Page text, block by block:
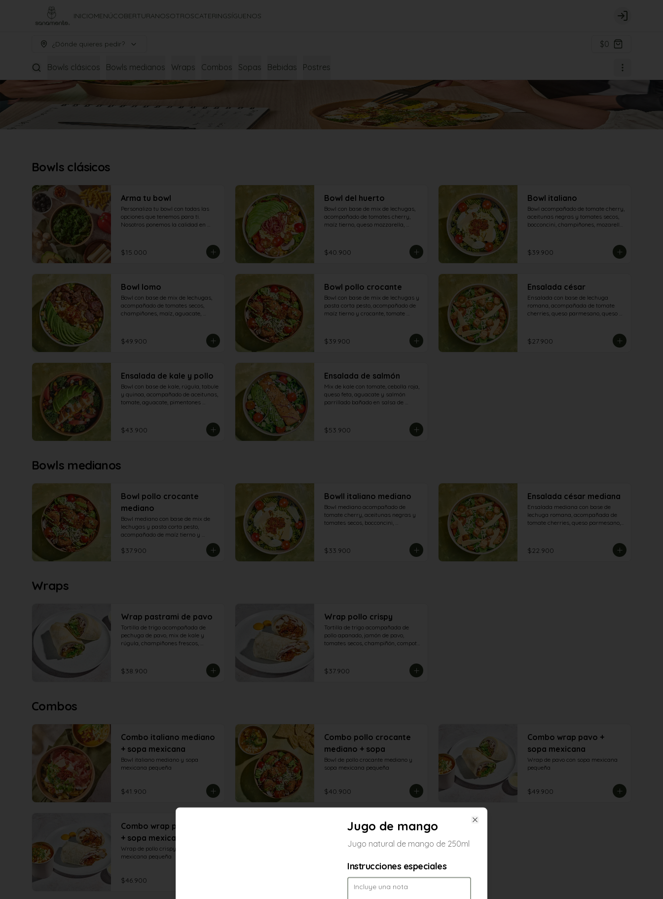
INICIOMENÚCOBERTURANOSOTROSCATERINGSÍGUENOS Login
¿Dónde quieres pedir? $0
Bowls clásicos Bowls medianos Wraps Combos Sopas Bebidas Postres
Bowls clásicos
Arma tu bowl
Personaliza tu bowl con todas las
opciones que tenemos para ti.
Nosotros ponemos la calidad en
$15.000
Bowl del huerto
Bowl con base de mix de lechugas,
acompañado de tomates cherry,
maíz tierno, queso mozzarella,
$40.900
Bowl italiano
Bowl acompañado de tomate cherry,
aceitunas negras y tomates secos,
bocconcini, champiñones, mozarella
$39.900
Bowl lomo
Bowl con base de mix de lechugas,
acompañado de tomates secos,
champiñones, maíz, aguacate,
$49.900
Bowl pollo crocante
Bowl con base de mix de lechugas y
pasta corta pesto, acompañado de
maíz tierno y crocante, tomate
y aderezo de aguacate - pesto
$39.900
Ensalada césar
Ensalada con base de lechuga
romana, acompañada de tomate
cherries, queso parmesano, queso
$27.900
Ensalada de kale y pollo
Bowl con base de kale, rúgula, tabule
y quinoa, acompañado de aceitunas,
tomate, aguacate, pimentones
$43.900
Ensalada de salmón
Mix de kale con tomate, cebolla roja,
queso feta, aguacate y salmón
parrillado bañado en salsa de
$53.900
Bowls medianos
Bowl pollo crocante
mediano
Bowl mediano con base de mix de
lechugas y pasta corta pesto,
acompañado de maíz tierno y
crocante, tomate cherry, champiñón,
queso parmesano, tomate secos,
aguacate y y aderezo de aguacate
$37.900
BowlI italiano mediano
Bowl mediano acompañado de
tomate cherry, aceitunas negras y
tomates secos, bocconcini,
$33.900
Ensalada césar mediana
Ensalada mediana con base de
lechuga romana, acompañada de
tomate cherries, queso parmesano,
$22.900
Wraps
Wrap pastrami de pavo
Tortilla de trigo acompañada de
pechuga de pavo, mix de kale y
rúgula, champiñones frescos,
crema de aguacate y yogur griego.
$38.900
Wrap pollo crispy
Tortilla de trigo acompañada de
pollo apanado, jamón de pavo,
tomates secos, champiñón, compota
$37.900
Combos
Combo italiano mediano
+ sopa mexicana
Bowl italiano mediano y sopa
mexicana pequeña
$41.900
Combo pollo crocante
mediano + sopa
Bowl de pollo crocante mediano y
sopa mexicana pequeña
$40.900
Combo wrap pavo +
sopa mexicana
Wrap de pavo con sopa mexicana
pequeña
$49.900
Combo wrap pollo crispy
+ sopa mexicana
Wrap de pollo crispy con sopa
mexicana pequeña
$46.900
Jugo de mango
Jugo natural de mango de 250ml
Instrucciones especiales